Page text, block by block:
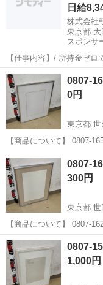
日給
株式会社
東京都 大
スポンサ
【仕事内容】/ 所持金ゼロ
の寮・社宅あり! 引っ越し
接!電話面接もOK! 魅力ポ
格・未経験OK! 年齢...
アルバイト・パート
0807-
0円
東京都 世
【商品について】 0807-
東京 世田谷区 イ
0807-
300円
東京都 世
【商品について】 0807-
東京 世田谷区 イ
0807-
1,000円